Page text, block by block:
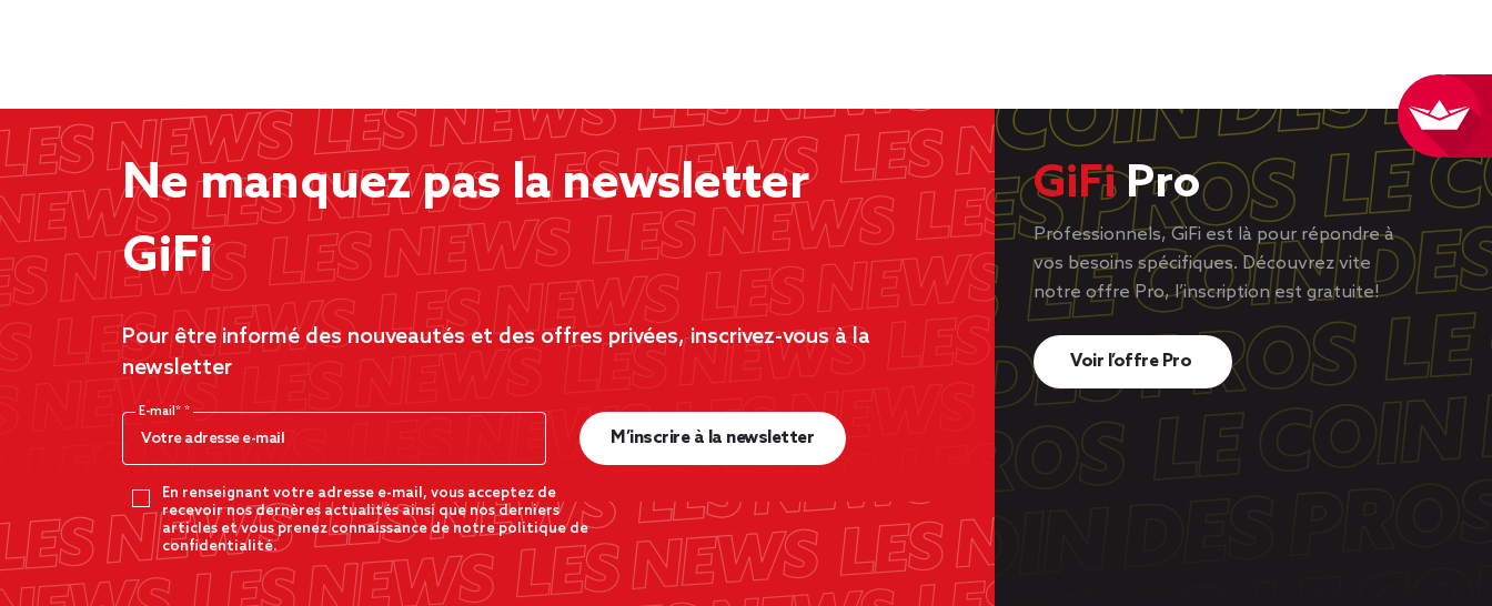
Ne manquez pas la newsletter
GiFi
Pour être informé des nouveautés et des offres privées, inscrivez-vous à la
newsletter
E-mail*
En renseignant votre adresse e-mail, vous acceptez de
recevoir nos dernères actualités ainsi que nos derniers
articles et vous prenez connaissance de notre politique de
confidentialité.
M’inscrire à la newsletter
GiFiPro
Professionnels, GiFi est là pour répondre à
vos besoins spécifiques. Découvrez vite
notre offre Pro, l’inscription est gratuite!
Voir l’offre Pro